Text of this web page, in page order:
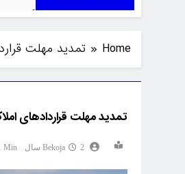
حذف برنامه گلدن ویزای املاک لتونی و مسیر
Home تمدید مهلت
تمدید مهلت قراردادهای
Bekoja 2 سال Ago Min